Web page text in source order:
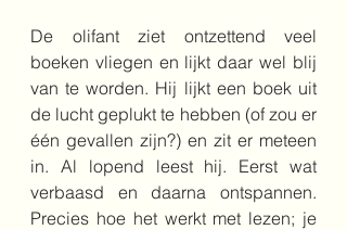
De olifant ziet ontzettend veel
boeken vliegen en lijkt daar wel blij
van te worden. Hij lijkt een boek uit
de lucht geplukt te hebben (of zou er
één gevallen zijn?) en zit er meteen
in. Al lopend leest hij. Eerst wat
verbaasd en daarna ontspannen.
Precies hoe het werkt met lezen; je